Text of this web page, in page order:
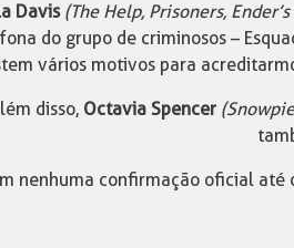
Davis(The Help, Prisoners, Ender’s
do grupo de criminosos –
vários motivos para
disso, Octavia Spencer
nenhuma confirmação oficial até